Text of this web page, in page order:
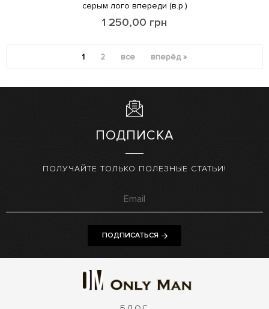
серым лого впереди (в.р.)
1 250,00 грн
1 2 все вперёд »
ПОДПИСКА
ПОЛУЧАЙТЕ ТОЛЬКО ПОЛЕЗНЫЕ СТАТЬИ!
ПОДПИСАТЬСЯ